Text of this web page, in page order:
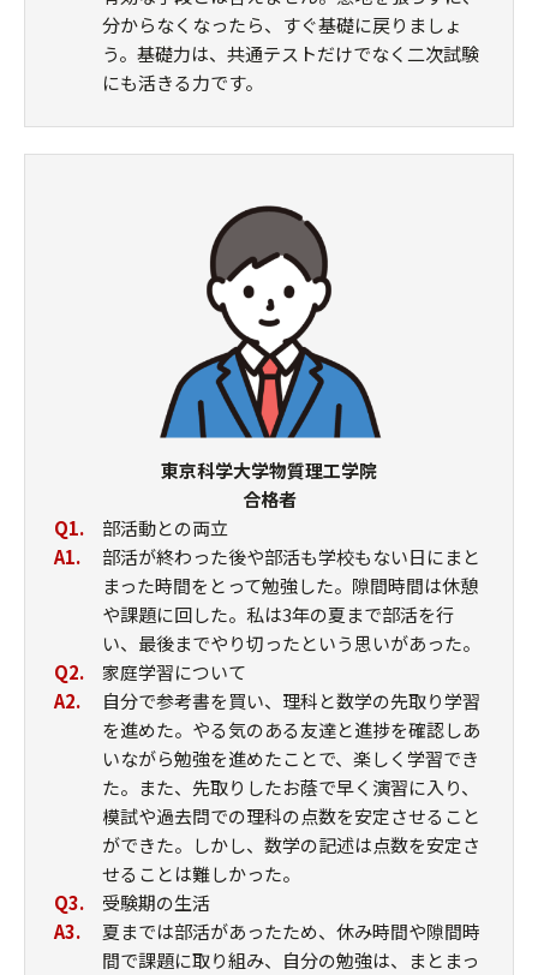
分からなくなったら、すぐ基礎に戻りましょ
う。基礎力は、共通テストだけでなく二次試験
にも活きる力です。
東京科学大学物質理工学院
合格者
Q1.
部活動との両立
A1.
部活が終わった後や部活も学校もない日にまと
まった時間をとって勉強した。隙間時間は休憩
や課題に回した。私は3年の夏まで部活を行
い、最後までやり切ったという思いがあった。
Q2.
家庭学習について
A2.
自分で参考書を買い、理科と数学の先取り学習
を進めた。やる気のある友達と進捗を確認しあ
いながら勉強を進めたことで、楽しく学習でき
た。また、先取りしたお蔭で早く演習に入り、
模試や過去問での理科の点数を安定させること
ができた。しかし、数学の記述は点数を安定さ
せることは難しかった。
Q3.
受験期の生活
A3.
夏までは部活があったため、休み時間や隙間時
間で課題に取り組み、自分の勉強は、まとまっ